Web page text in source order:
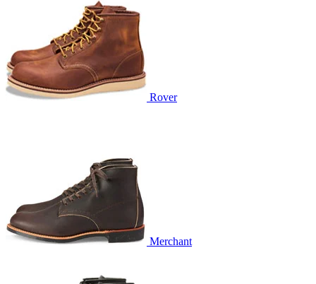
Rover
Merchant